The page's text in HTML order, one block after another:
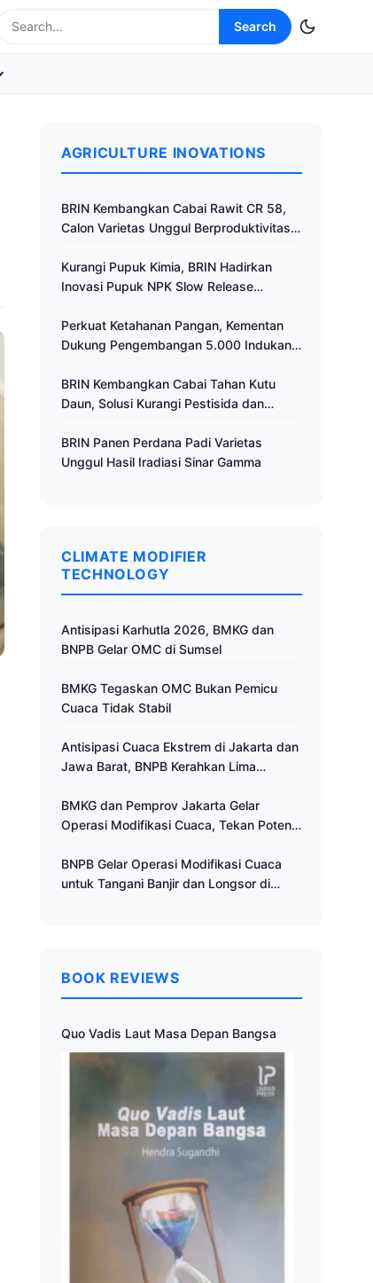
Search
AGRICULTURE INOVATIONS
BRIN Kembangkan Cabai Rawit CR 58,
Calon Varietas Unggul Berproduktivitas
Kurangi Pupuk Kimia, BRIN Hadirkan
Inovasi Pupuk NPK Slow Release
Perkuat Ketahanan Pangan, Kementan
Dukung Pengembangan 5.000 Indukan
BRIN Kembangkan Cabai Tahan Kutu
Daun, Solusi Kurangi Pestisida dan
BRIN Panen Perdana Padi Varietas
Unggul Hasil Iradiasi Sinar Gamma
CLIMATE MODIFIER
TECHNOLOGY
Antisipasi Karhutla 2026, BMKG dan
BNPB Gelar OMC di Sumsel
BMKG Tegaskan OMC Bukan Pemicu
Cuaca Tidak Stabil
Antisipasi Cuaca Ekstrem di Jakarta dan
Jawa Barat, BNPB Kerahkan Lima
Cuaca
BMKG dan Pemprov Jakarta Gelar
Operasi Modifikasi Cuaca, Tekan Potensi
BNPB Gelar Operasi Modifikasi Cuaca
untuk Tangani Banjir dan Longsor di
BOOK REVIEWS
Quo Vadis Laut Masa Depan Bangsa